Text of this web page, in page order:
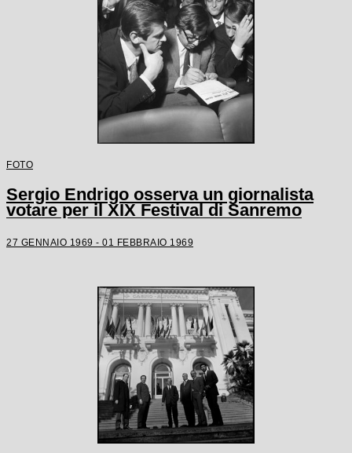
FOTO
Sergio Endrigo osserva un giornalista
votare per il XIX Festival di Sanremo
27 GENNAIO 1969 - 01 FEBBRAIO 1969